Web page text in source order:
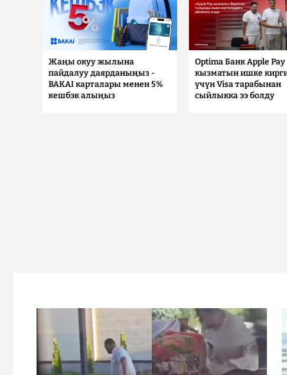
Жаңы окуу жылына
пайдалуу даярданыңыз -
BAKAI карталары менен 5%
кешбэк алыңыз
Optima Банк Apple Pay
кызматын ишке
үчүн Visa тарабынан
сыйлыкка ээ болду